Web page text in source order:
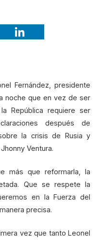
Fernández, presidente
noche que en vez de ser
República requiere ser
después de
la crisis de Rusia y
Ventura.
más que reformarla, la
Que se respete la
en la Fuerza del
precisa.
vez que tanto Leonel